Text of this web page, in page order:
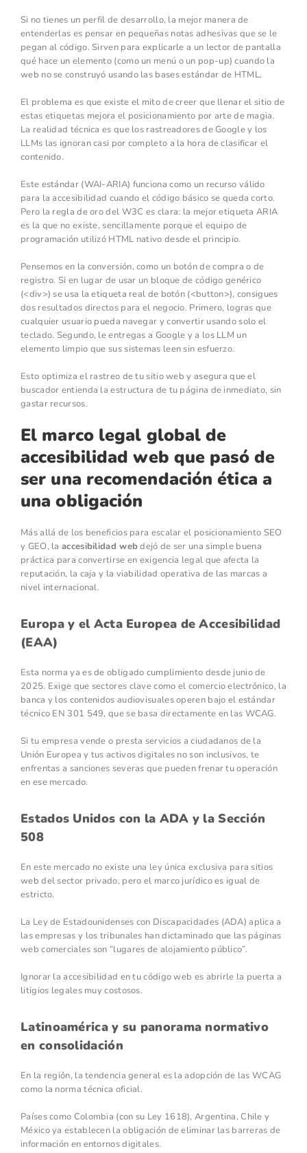
Si no tienes un perfil de desarrollo, la mejor manera de
entenderlas es pensar en pequeñas notas adhesivas que se le
pegan al código. Sirven para explicarle a un lector de pantalla
qué hace un elemento (como un menú o un pop-up) cuando la
web no se construyó usando las bases estándar de HTML.
El problema es que existe el mito de creer que llenar el sitio de
estas etiquetas mejora el posicionamiento por arte de magia.
La realidad técnica es que los rastreadores de Google y los
LLMs las ignoran casi por completo a la hora de clasificar el
contenido.
Este estándar (WAI-ARIA) funciona como un recurso válido
para la accesibilidad cuando el código básico se queda corto.
Pero la regla de oro del W3C es clara: la mejor etiqueta ARIA
es la que no existe, sencillamente porque el equipo de
programación utilizó HTML nativo desde el principio.
Pensemos en la conversión, como un botón de compra o de
registro. Si en lugar de usar un bloque de código genérico
(<div>) se usa la etiqueta real de botón (<button>), consigues
dos resultados directos para el negocio. Primero, logras que
cualquier usuario pueda navegar y convertir usando solo el
teclado. Segundo, le entregas a Google y a los LLM un
elemento limpio que sus sistemas leen sin esfuerzo.
Esto optimiza el rastreo de tu sitio web y asegura que el
buscador entienda la estructura de tu página de inmediato, sin
gastar recursos.
El marco legal global de
accesibilidad web que pasó de
ser una recomendación ética a
una obligación
Más allá de los beneficios para escalar el posicionamiento SEO
y GEO, la accesibilidad webdejó de ser una simple buena
práctica para convertirse en exigencia legal que afecta la
reputación, la caja y la viabilidad operativa de las marcas a
nivel internacional.
Europa y el Acta Europea de Accesibilidad
(EAA)
Esta norma ya es de obligado cumplimiento desde junio de
2025. Exige que sectores clave como el comercio electrónico, la
banca y los contenidos audiovisuales operen bajo el estándar
técnico EN 301 549, que se basa directamente en las WCAG.
Si tu empresa vende o presta servicios a ciudadanos de la
Unión Europea y tus activos digitales no son inclusivos, te
enfrentas a sanciones severas que pueden frenar tu operación
en ese mercado.
Estados Unidos con la ADA y la Sección
508
En este mercado no existe una ley única exclusiva para sitios
web del sector privado, pero el marco jurídico es igual de
estricto.
La Ley de Estadounidenses con Discapacidades (ADA) aplica a
las empresas y los tribunales han dictaminado que las páginas
web comerciales son “lugares de alojamiento público”.
Ignorar la accesibilidad en tu código web es abrirle la puerta a
litigios legales muy costosos.
Latinoamérica y su panorama normativo
en consolidación
En la región, la tendencia general es la adopción de las WCAG
como la norma técnica oficial.
Países como Colombia (con su Ley 1618), Argentina, Chile y
México ya establecen la obligación de eliminar las barreras de
información en entornos digitales.